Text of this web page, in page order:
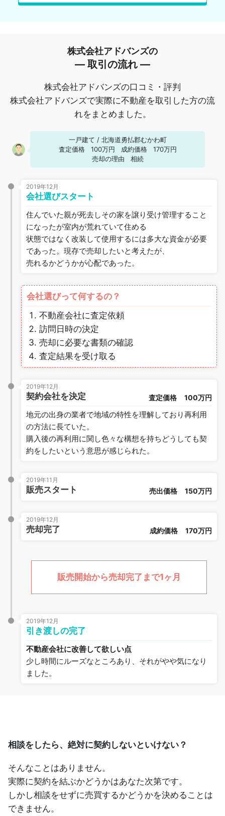
株式会社アドバンズの
― 取引の流れ ―
株式会社アドバンズの口コミ・評判
株式会社アドバンズで実際に不動産を取引した方の流
れをまとめました。
一戸建て / 北海道勇払郡むかわ町
査定価格
100万円 成約価格
170万円
売却の理由
相続
2019年12月
会社選びスタート
住んでいた親が死去しその家を譲り受け管理すること
になったが室内が荒れていて住める
状態ではなく改装して使用するには多大な資金が必要
であった。現存で売却したいと考えたが、
売れるかどうかが心配であった。
会社選びって何するの？
不動産会社に査定依頼
訪問日時の決定
売却に必要な書類の確認
査定結果を受け取る
2019年12月
契約会社を決定 査定価格 100万円
地元の出身の業者で地域の特性を理解しており再利用
の方法に長ていた。
購入後の再利用に関し色々な構想を持ちどうしても契
約をしたいという意思が感じられた。
2019年11月
販売スタート 売出価格 150万円
2019年12月
売却完了 成約価格 170万円
販売開始から売却完了まで1ヶ月
2019年12月
引き渡しの完了
不動産会社に改善して欲しい点
少し時間にルーズなところあり、それがやや気になり
ました。
相談をしたら、絶対に契約しないといけない？
そんなことはありません。
実際に契約を結ぶかどうかはあなた次第です。
しかし相談をせずに売買するかどうかを決めることは
できません。